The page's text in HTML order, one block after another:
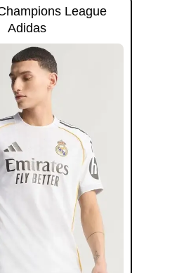
League
Adidas